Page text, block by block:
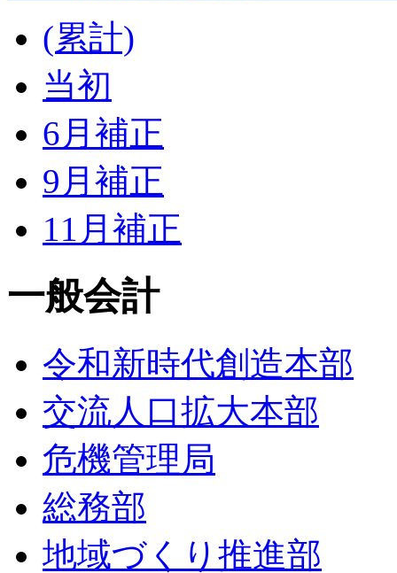
(累計)
当初
6月補正
9月補正
11月補正
一般会計
令和新時代創造本部
交流人口拡大本部
危機管理局
総務部
地域づくり推進部